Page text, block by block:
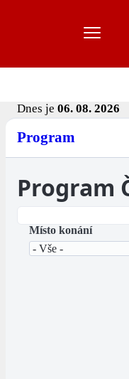
Dnes je 06. 08. 2026
Program
Program
Místo konání